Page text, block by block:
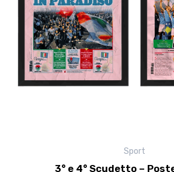
Sport
3° e 4° Scudetto –